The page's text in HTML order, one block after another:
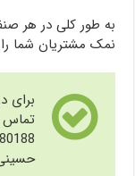
به طور کلی در هر
نمک مشتریان شما را بیش از 100 درصد
برای
تماس